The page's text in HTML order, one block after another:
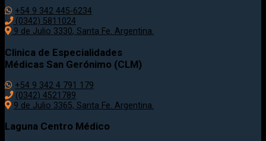
+54 9 342 445-6234
(0342) 5811024
9 de Julio 3330, Santa Fe. Argentina.
Clinica de Especialidades
Médicas San Gerónimo (CLM)
+54 9 342 4 791 179
(0342) 4521789
9 de Julio 3365, Santa Fe. Argentina.
Laguna Centro Médico